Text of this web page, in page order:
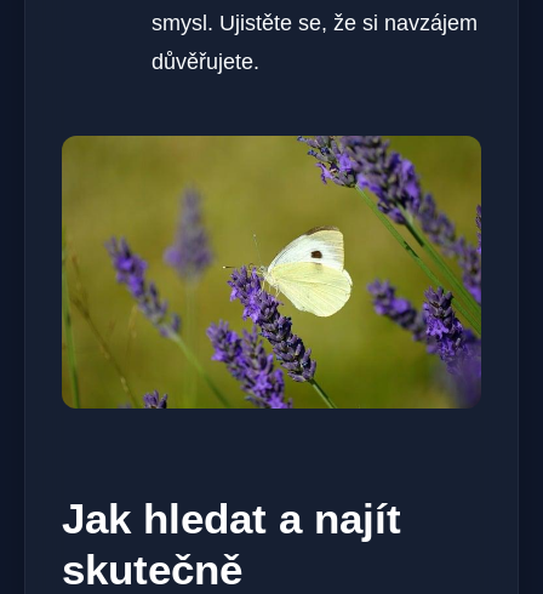
smysl. Ujistěte se, že si navzájem
důvěřujete.
Jak hledat a najít
skutečně